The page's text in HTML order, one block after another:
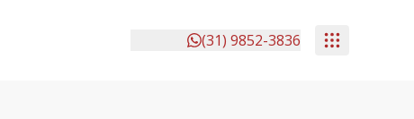
(31) 9852-3836